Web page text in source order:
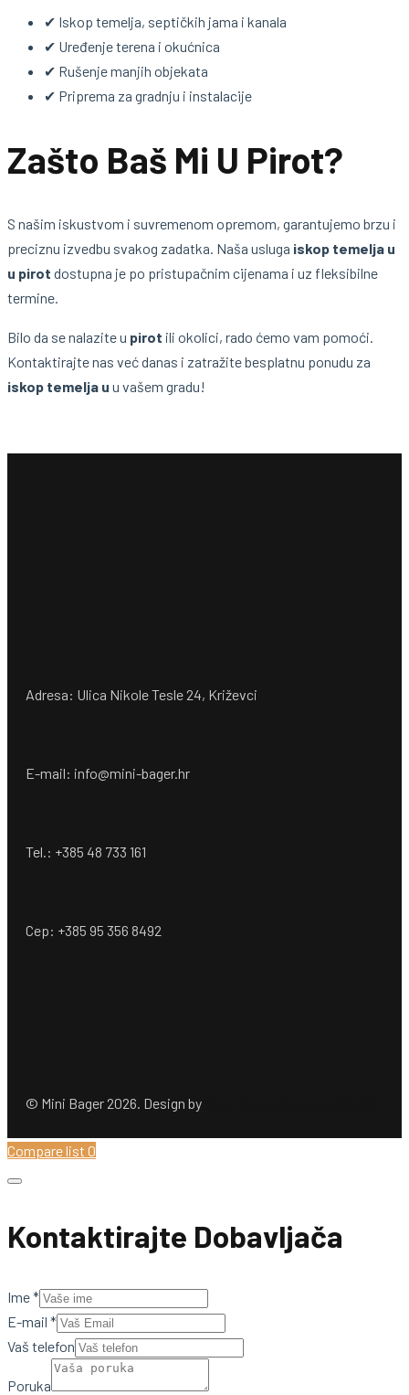
✔ Iskop temelja, septičkih jama i kanala
✔ Uređenje terena i okućnica
✔ Rušenje manjih objekata
✔ Priprema za gradnju i instalacije
Zašto Baš Mi U Pirot?
S našim iskustvom i suvremenom opremom, garantujemo brzu i
preciznu izvedbu svakog zadatka. Naša usluga iskop temelja u
u pirot dostupna je po pristupačnim cijenama i uz fleksibilne
termine.
Bilo da se nalazite u pirot ili okolici, rado ćemo vam pomoći.
Kontaktirajte nas već danas i zatražite besplatnu ponudu za
iskop temelja u u vašem gradu!
Adresa: Ulica Nikole Tesle 24, Križevci
E-mail: info@mini-bager.hr
Tel.: +385 48 733 161
Cep: +385 95 356 8492
© Mini Bager 2026. Design by
Compare list 0
Kontaktirajte Dobavljača
Ime*
E-mail *
Vaš telefon
Poruka